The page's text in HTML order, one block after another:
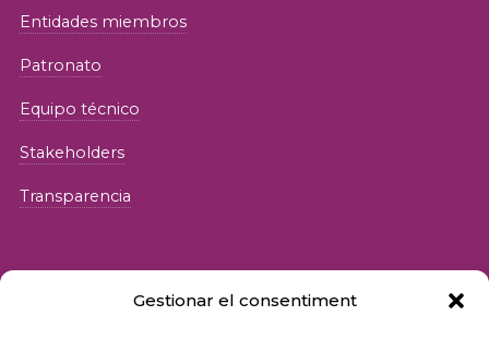
Gestionar el consentiment
Entidades miembros
Patronato
Equipo técnico
Stakeholders
Transparencia